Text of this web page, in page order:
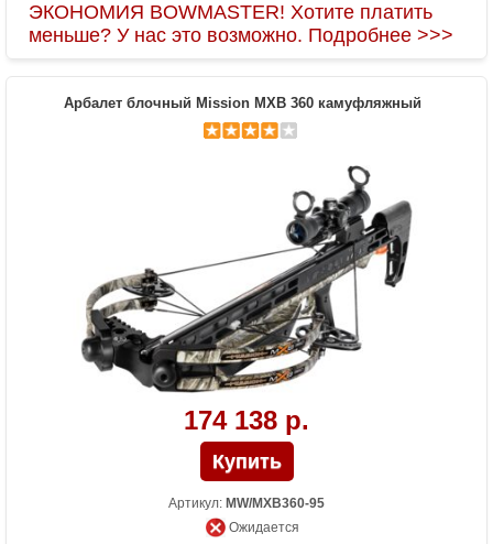
ЭКОНОМИЯ BOWMASTER! Хотите платить
меньше? У нас это возможно. Подробнее >>>
Арбалет блочный Mission MXB 360 камуфляжный
174 138 р.
Артикул: MW/MXB360-95
Ожидается